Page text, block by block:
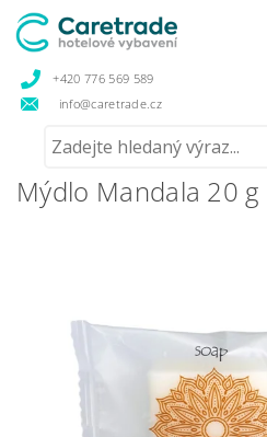
+420 776 569 589
info@caretrade.cz
Mýdlo Mandala 20 g